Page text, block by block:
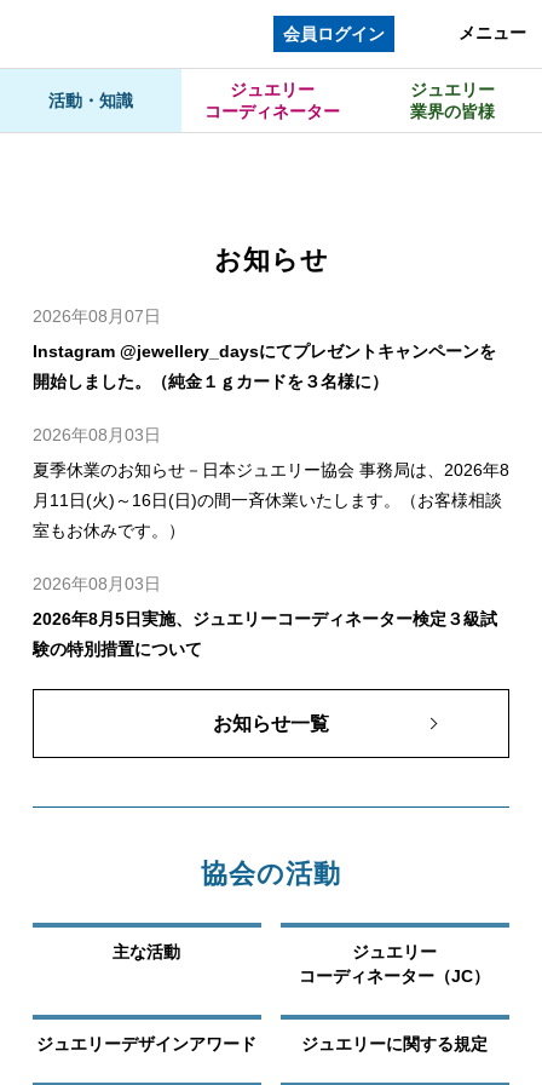
会員ログイン メニュー
活動・知識
ジュエリー
コーディネーター
ジュエリー
業界の皆様
2026年08月07日
Instagram @jewellery_daysにてプレゼントキャンペーンを
開始しました。（純金１ｇカードを３名様に）
2026年08月03日
夏季休業のお知らせ－日本ジュエリー協会 事務局は、2026年8
月11日(火)～16日(日)の間一斉休業いたします。（お客様相談
室もお休みです。）
験の特別措置について
お知らせ一覧
協会の活動